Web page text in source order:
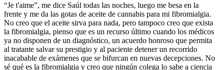
“Je t'aime”, me dice Saúl todas las noches, luego me besa en la
frente y me da las gotas de aceite de cannabis para mi fibromialgia.
No creo que el aceite sirva para nada, pero tampoco creo que exista
la fibromialgia, pienso que es un recurso último cuando los médicos
ya no disponen de un diagnóstico, un acuerdo honroso que permita
al tratante salvar su prestigio y al paciente detener un recorrido
inacabable de exámenes que se bifurcan en nuevas decepciones. No
sé qué es la fibromialgia y creo que ningún colega lo sabe a ciencia